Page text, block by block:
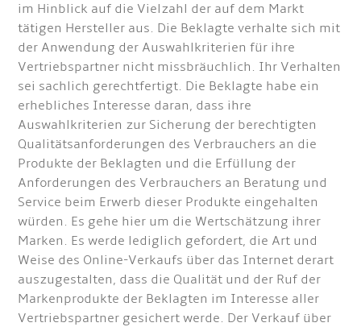
im Hinblick auf die Vielzahl der auf dem Markt
tätigen Hersteller aus. Die Beklagte verhalte sich mit
der Anwendung der Auswahlkriterien für ihre
Vertriebspartner nicht missbräuchlich. Ihr Verhalten
sei sachlich gerechtfertigt. Die Beklagte habe ein
erhebliches Interesse daran, dass ihre
Auswahlkriterien zur Sicherung der berechtigten
Qualitätsanforderungen des Verbrauchers an die
Produkte der Beklagten und die Erfüllung der
Anforderungen des Verbrauchers an Beratung und
Service beim Erwerb dieser Produkte eingehalten
würden. Es gehe hier um die Wertschätzung ihrer
Marken. Es werde lediglich gefordert, die Art und
Weise des Online-Verkaufs über das Internet derart
auszugestalten, dass die Qualität und der Ruf der
Markenprodukte der Beklagten im Interesse aller
Vertriebspartner gesichert werde. Der Verkauf über